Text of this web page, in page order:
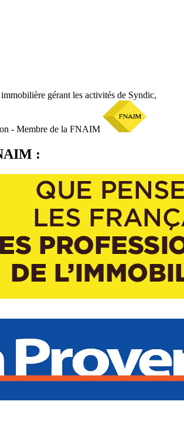
gérant les activités de Syndic,
- Membre de la FNAIM
: